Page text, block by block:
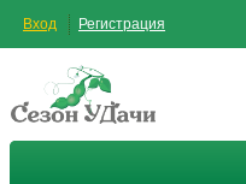
Вход Регистрация